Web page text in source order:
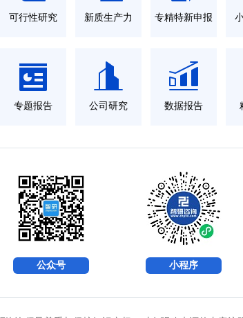
可行性研究 新质生产力 专精特新申报
专题报告 公司研究 数据报告
公众号 小程序